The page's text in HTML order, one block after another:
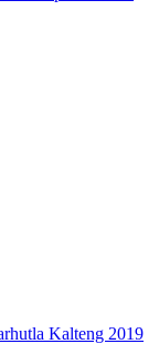
Kalteng 2019